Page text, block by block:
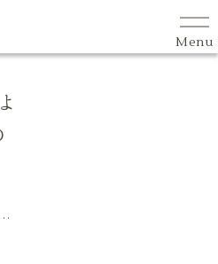
Menu
くり
ントなどのご案内
台風6号の影響による営業時間変更のお知らせ